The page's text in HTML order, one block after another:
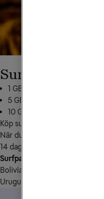
Surfpaket
1 GB för 199 kr: skicka
5 GB för 349 kr: skicka
10 GB för 499 kr: skicka
Köp surfpaketet tidigast 30
När du börjar använda den
14 dagar.
Surfpaketet för Sydamerika
Bolivia, Brasilien, Chile,
Uruguay